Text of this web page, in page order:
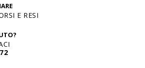
E RESI